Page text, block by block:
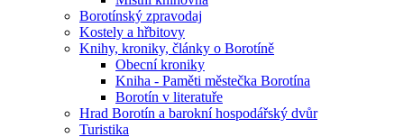
Borotínský zpravodaj
Kostely a hřbitovy
Knihy, kroniky, články o Borotíně
Obecní kroniky
Kniha - Paměti městečka Borotína
Borotín v literatuře
Hrad Borotín a barokní hospodářský dvůr
Turistika